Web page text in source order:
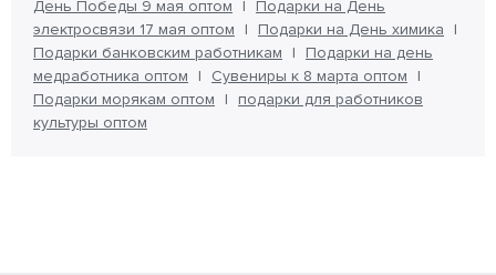
День Победы 9 мая оптом
Подарки на День
электросвязи 17 мая оптом
Подарки на День химика
Подарки банковским работникам
Подарки на день
медработника оптом
Сувениры к 8 марта оптом
Подарки морякам оптом
подарки для работников
культуры оптом